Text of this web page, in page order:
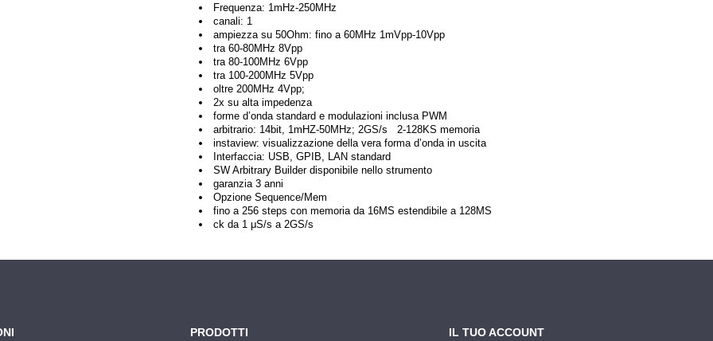
Frequenza: 1mHz-250MHz
canali: 1
ampiezza su 50Ohm: fino a 60MHz 1mVpp-10Vpp
tra 60-80MHz 8Vpp
tra 80-100MHz 6Vpp
tra 100-200MHz 5Vpp
oltre 200MHz 4Vpp;
2x su alta impedenza
forme d’onda standard e modulazioni inclusa PWM
arbitrario: 14bit, 1mHZ-50MHz; 2GS/s 2-128KS memoria
instaview: visualizzazione della vera forma d’onda in uscita
Interfaccia: USB, GPIB, LAN standard
SW Arbitrary Builder disponibile nello strumento
garanzia 3 anni
Opzione Sequence/Mem
fino a 256 steps con memoria da 16MS estendibile a 128MS
ck da 1 μS/s a 2GS/s
PRODOTTI IL TUO ACCOUNT